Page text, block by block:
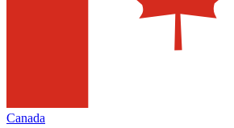
Canada